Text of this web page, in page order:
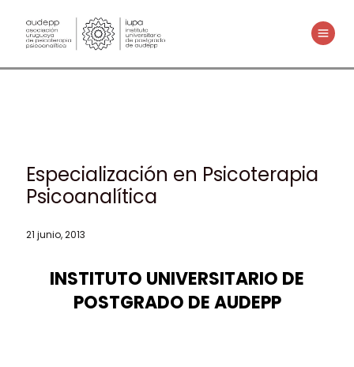
contenido
MAIN
Especialización en Psicoterapia
Psicoanalítica
21 junio, 2013
INSTITUTO UNIVERSITARIO DE
POSTGRADO DE AUDEPP